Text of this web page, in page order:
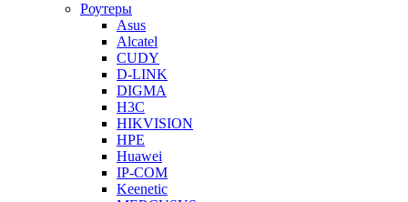
Роутеры
Asus
Alcatel
CUDY
D-LINK
DIGMA
H3C
HIKVISION
HPE
Huawei
IP-COM
Keenetic